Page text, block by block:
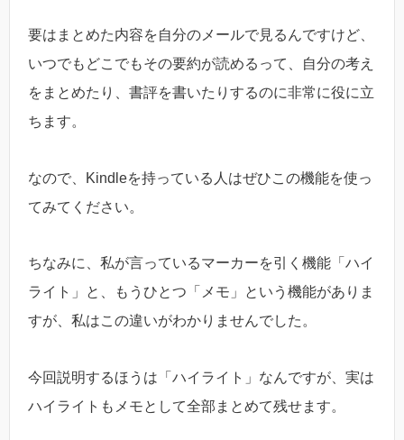
要はまとめた内容を自分のメールで見るんですけど、
いつでもどこでもその要約が読めるって、自分の考え
をまとめたり、書評を書いたりするのに非常に役に立
ちます。
なので、Kindleを持っている人はぜひこの機能を使っ
てみてください。
ちなみに、私が言っているマーカーを引く機能「ハイ
ライト」と、もうひとつ「メモ」という機能がありま
すが、私はこの違いがわかりませんでした。
今回説明するほうは「ハイライト」なんですが、実は
ハイライトもメモとして全部まとめて残せます。